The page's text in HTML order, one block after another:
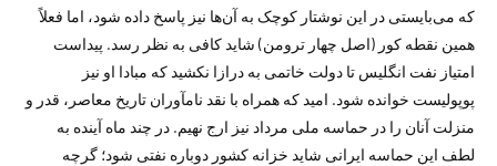
که می‌بایستی در این نوشتار کوچک به آن‌ها نیز پاسخ داده شود، اما فعلاً
همین نقطه کور (اصل چهار ترومن) شاید کافی به نظر ­رسد. پیداست
امتیاز نفت انگلیس تا دولت خاتمی به درازا نکشید که مبادا او نیز
پوپولیست خوانده شود. امید که همراه با نقد نام­آوران تاریخ معاصر، قدر و
منزلت آنان را در حماسه ملی مرداد نیز ارج نهیم. در چند ماه آینده به
لطف این حماسه ایرانی شاید خزانه کشور دوباره نفتی شود؛ گرچه